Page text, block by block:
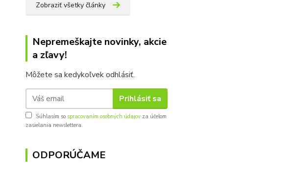
Zobraziť všetky články
Nepremeškajte novinky, akcie
a zľavy!
Môžete sa kedykoľvek odhlásiť.
Prihlásiť sa
Súhlasím so spracovaním osobných údajov za účelom
zasielania newslettera.
ODPORÚČAME